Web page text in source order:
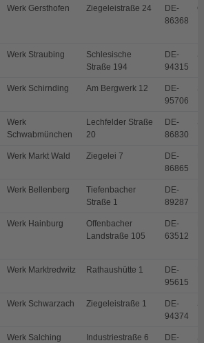
Werk Gersthofen Ziegeleistraße 24
DE-
86368
Werk Straubing
Schlesische
Straße 194
DE-
94315
Werk Schirnding Am Bergwerk 12
DE-
95706
Werk
Schwabmünchen
Lechfelder Straße
20
DE-
86830
Werk Markt Wald Ziegelei 7
DE-
86865
Werk Bellenberg
Tiefenbacher
Straße 1
DE-
89287
Werk Hainburg
Offenbacher
Landstraße 105
DE-
63512
Werk Marktredwitz Rathaushütte 1
DE-
95615
Werk Schwarzach Ziegeleistraße 1
DE-
94374
Werk Salching Industriestraße 6
DE-